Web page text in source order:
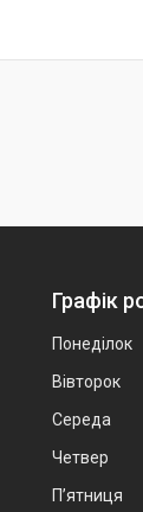
Графік
Понеділок
Вівторок
Середа
Четвер
Пʼятниця